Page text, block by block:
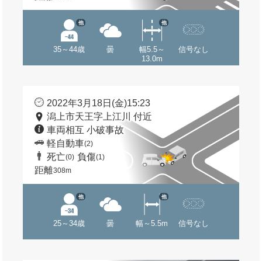
35～44歳
他
曇
幅5.5～
13.0m
他
信号なし
2022年3月18日(金)15:23
潟上市天王字上江川 付近
車両相互 小破事故
軽自動車(2)
死亡(0) 負傷(1)
距離308m
25～34歳
他
曇 幅～5.5m
他
信号なし